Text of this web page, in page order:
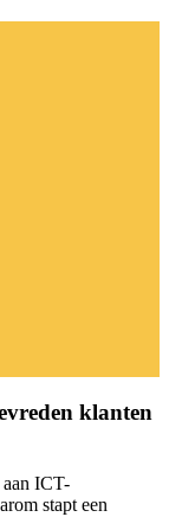
klanten
ICT-
stapt een